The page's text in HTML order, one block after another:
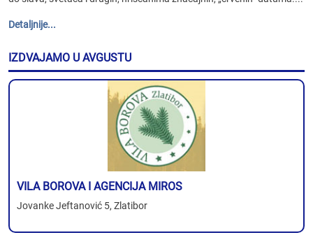
Detaljnije...
IZDVAJAMO U AVGUSTU
VILA BOROVA I AGENCIJA MIROS
Jovanke Jeftanović 5, Zlatibor